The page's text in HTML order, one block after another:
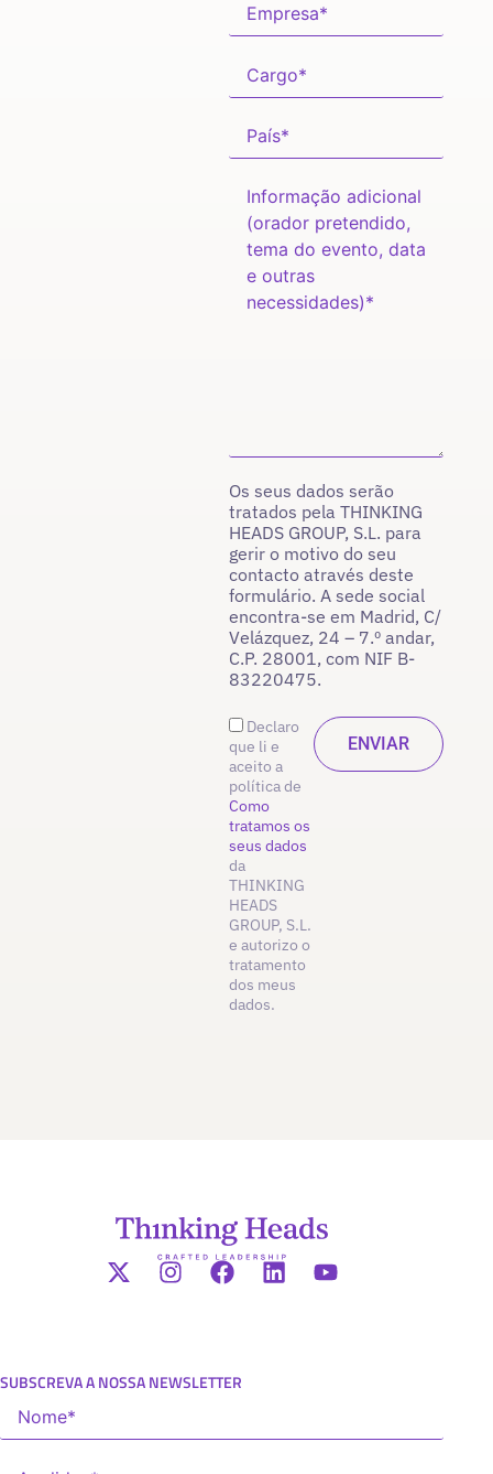
Os seus dados serão
tratados pela THINKING
HEADS GROUP, S.L. para
gerir o motivo do seu
contacto através deste
formulário. A sede social
encontra-se em Madrid, C/
Velázquez, 24 – 7.º andar,
C.P. 28001, com NIF B-
83220475.
Declaro
que li e
aceito a
política de
Como
tratamos os
seus dados
da
THINKING
HEADS
GROUP, S.L.
e autorizo o
tratamento
dos meus
dados.
SUBSCREVA A NOSSA NEWSLETTER